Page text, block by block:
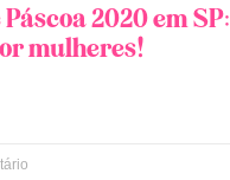
2020 em SP:
mulheres!